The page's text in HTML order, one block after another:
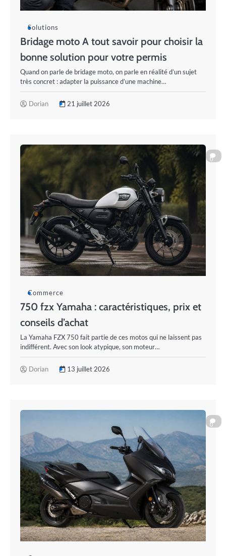
Solutions
Bridage moto A tout savoir pour choisir la
bonne solution pour votre permis
Quand on parle de bridage moto, on parle en réalité d’un sujet
très concret : adapter la puissance d’une machine…
Dorian 21 juillet 2026
0
Commerce
750 fzx Yamaha : caractéristiques, prix et
conseils d’achat
La Yamaha FZX 750 fait partie de ces motos qui ne laissent pas
indifférent. Avec son look atypique, son moteur…
Dorian 13 juillet 2026
0